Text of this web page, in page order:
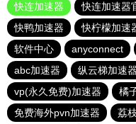
快连加速器
快连加速器
快鸭加速器
快柠檬加速
软件中心
anyconnect
abc加速器
纵云梯加速器
vp(永久免费)加速器
橘
免费海外pvn加速器
荔